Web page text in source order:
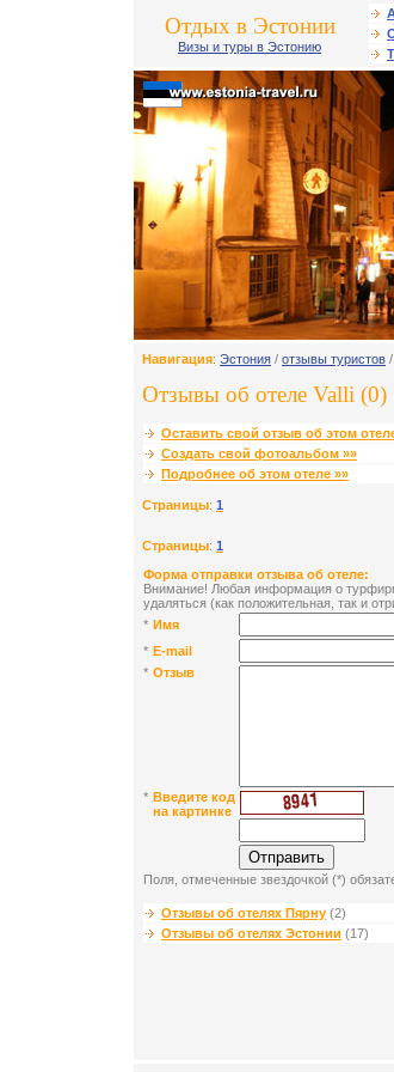
Отдых в Эстонии
Визы и туры в Эстонию
Навигация: Эстония / отзывы туристов /
Отзывы об отеле Valli (0)
Оставить свой отзыв об этом
Создать свой фотоальбом »»
Подробнее об этом отеле »»
Страницы: 1
Страницы: 1
Форма отправки отзыва об отеле:
Внимание! Любая информация о
удаляться (как положительная, так и
* Имя
* E-mail
* Отзыв
* Введите код
на картинке
Поля, отмеченные звездочкой (*)
Отзывы об отелях Пярну (2)
Отзывы об отелях Эстонии (17)